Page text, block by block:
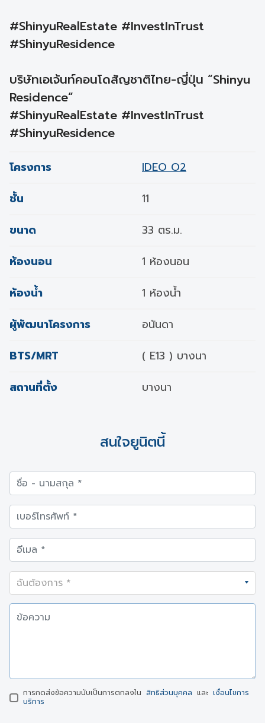
#ShinyuRealEstate #InvestInTrust
#ShinyuResidence
บริษัทเอเจ้นท์คอนโดสัญชาติไทย-ญี่ปุ่น “Shinyu
Residence“
#ShinyuRealEstate #InvestInTrust
#ShinyuResidence
โครงการ
IDEO O2
ชั้น
11
ขนาด
33 ตร.ม.
ห้องนอน
1 ห้องนอน
ห้องน้ำ
1 ห้องน้ำ
ผู้พัฒนาโครงการ
อนันดา
BTS/MRT
( E13 ) บางนา
สถานที่ตั้ง
บางนา
สนใจยูนิตนี้
การกดส่งข้อความนับเป็นการตกลงใน สิทธิส่วนบุคคล และ เงื่อนไขการ
บริการ